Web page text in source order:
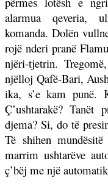
alarmua qeveria,
komanda. Dolën
rojë nderi pranë
njëri-tjetrin.
njëlloj Qafë-Bari,
ika, s’e kam punë.
Ç’ushtarakë?
djema? Si, do të
Të shihen
marrim ushtarëve
ç’bëj me një